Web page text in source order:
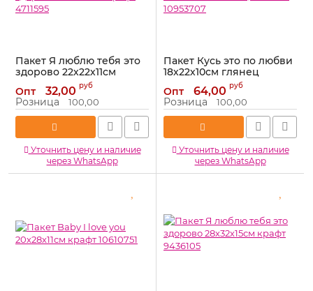
Пакет Я люблю тебя это
здорово 22х22х11см
крафт 4711595
Артикул: 4711595
Опт 32,00 руб
Розница 100,00
Уточнить цену и наличие
через WhatsApp
Пакет Кусь это по любви
18х22х10см глянец
0192.655 10953707
Артикул: 0192.655
Опт 64,00 руб
Розница 100,00
Уточнить цену и наличие
через WhatsApp